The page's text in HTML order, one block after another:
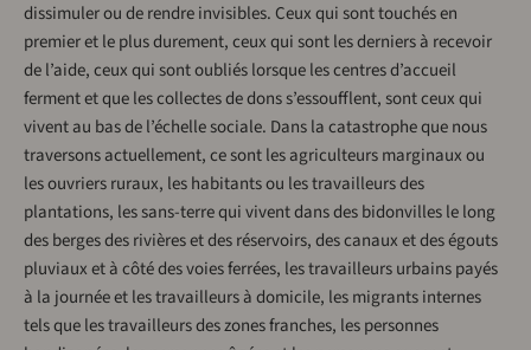
dissimuler ou de rendre invisibles. Ceux qui sont touchés en
premier et le plus durement, ceux qui sont les derniers à recevoir
de l’aide, ceux qui sont oubliés lorsque les centres d’accueil
ferment et que les collectes de dons s’essoufflent, sont ceux qui
vivent au bas de l’échelle sociale. Dans la catastrophe que nous
traversons actuellement, ce sont les agriculteurs marginaux ou
les ouvriers ruraux, les habitants ou les travailleurs des
plantations, les sans-terre qui vivent dans des bidonvilles le long
des berges des rivières et des réservoirs, des canaux et des égouts
pluviaux et à côté des voies ferrées, les travailleurs urbains payés
à la journée et les travailleurs à domicile, les migrants internes
tels que les travailleurs des zones franches, les personnes